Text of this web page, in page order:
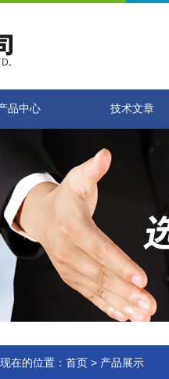
品中心 技术文章
在的位置： 首页 > 产品展示